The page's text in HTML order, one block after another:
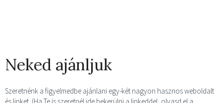
Neked ajánljuk
Szeretnénk a figyelmedbe ajánlani egy-két nagyon hasznos weboldalt